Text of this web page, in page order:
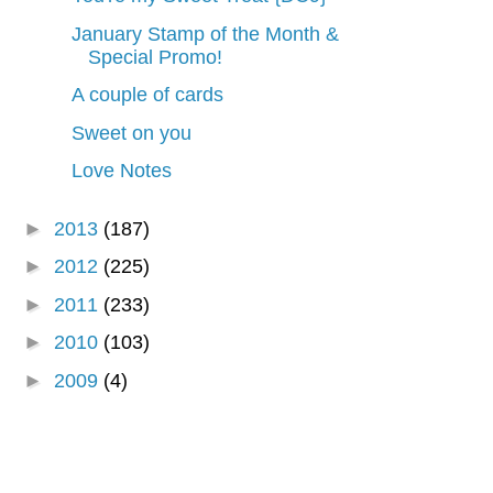
January Stamp of the Month &
Special Promo!
A couple of cards
Sweet on you
Love Notes
► 2013 (187)
► 2012 (225)
► 2011 (233)
► 2010 (103)
► 2009 (4)